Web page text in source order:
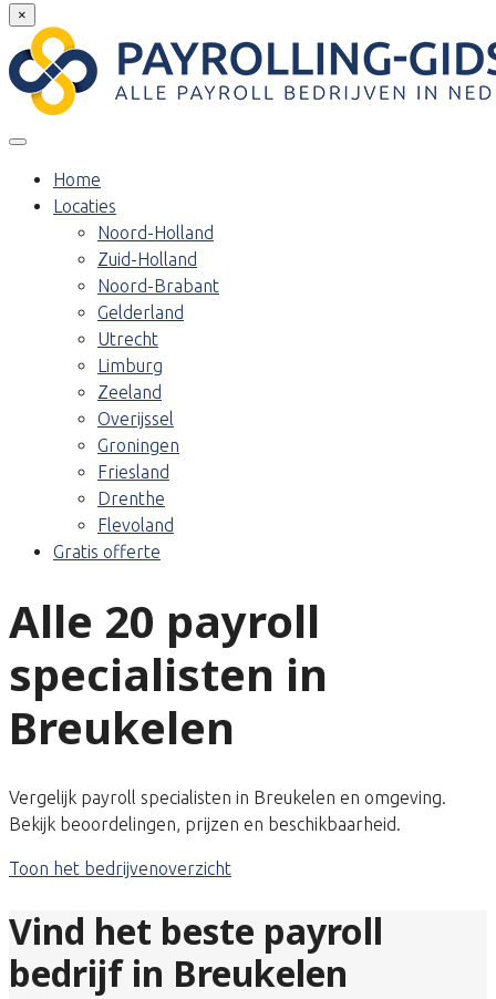
×
Home
Locaties
Noord-Holland
Zuid-Holland
Noord-Brabant
Gelderland
Utrecht
Limburg
Zeeland
Overijssel
Groningen
Friesland
Drenthe
Flevoland
Gratis offerte
Alle 20 payroll
specialisten in
Breukelen
Vergelijk payroll specialisten in Breukelen en omgeving.
Bekijk beoordelingen, prijzen en beschikbaarheid.
Toon het bedrijvenoverzicht
Vind het beste payroll
bedrijf in Breukelen